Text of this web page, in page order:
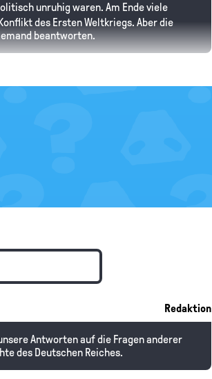
unruhig waren. Am Ende viele
des Ersten Weltkriegs. Aber die
beantworten.
Redaktion
Antworten auf die Fragen anderer
des Deutschen Reiches.